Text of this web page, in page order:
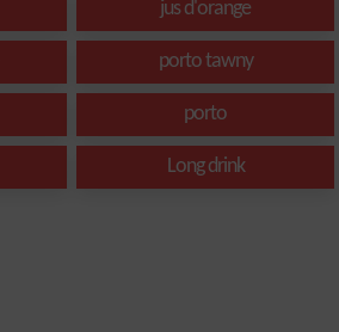
jus d'orange
porto tawny
porto
Long drink